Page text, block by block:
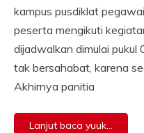
kampus pusdiklat
peserta mengikuti
dijadwalkan dimulai
tak bersahabat, karena
Akhirnya panitia
Lanjut baca yuuk...